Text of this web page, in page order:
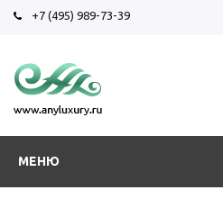
+7 (495) 989-73-39
МЕНЮ